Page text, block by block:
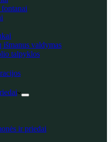
išmanus valdymas
talpyklos
ir priedai